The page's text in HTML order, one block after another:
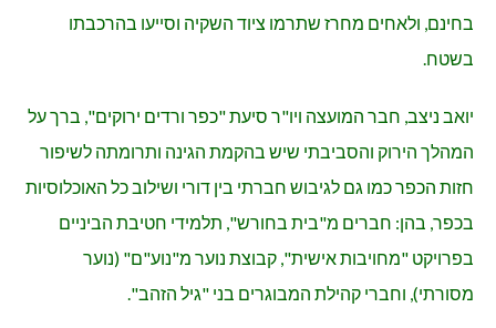
בחינם, ולאחים מחרז שתרמו ציוד השקיה וסייעו בהרכבתו
בשטח.
יואב ניצב, חבר המועצה ויו"ר סיעת "כפר ורדים ירוקים", ברך על
המהלך הירוק והסביבתי שיש בהקמת הגינה ותרומתה לשיפור
חזות הכפר כמו גם לגיבוש חברתי בין דורי ושילוב כל האוכלוסיות
בכפר, בהן: חברים מ"בית בחורש", תלמידי חטיבת הביניים
בפרויקט "מחויבות אישית", קבוצת נוער מ"נוע"ם" (נוער
מסורתי), וחברי קהילת המבוגרים בני "גיל הזהב".